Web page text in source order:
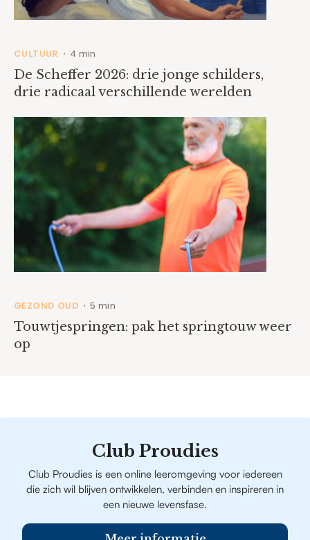
CULTUUR • 4 min
De Scheffer 2026: drie jonge schilders,
drie radicaal verschillende werelden
GEZOND OUD • 5 min
Touwtjespringen: pak het springtouw weer
op
Club Proudies
Club Proudies is een online leeromgeving voor iedereen
die zich wil blijven ontwikkelen, verbinden en inspireren in
een nieuwe levensfase.